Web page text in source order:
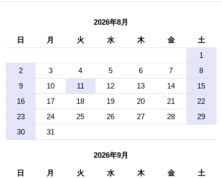
2026年8月
日 月 火 水 木 金
土
1
2
3 4 5 6 7
8
9
10 11 12 13 14
15
16
17 18 19 20 21
22
23
24 25 26 27 28
29
30
31
2026年9月
日 月 火 水 木 金
土